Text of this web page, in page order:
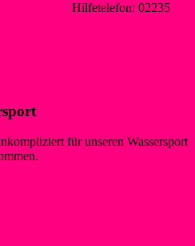
Hilfetelefon: 02235
für unseren Wassersport